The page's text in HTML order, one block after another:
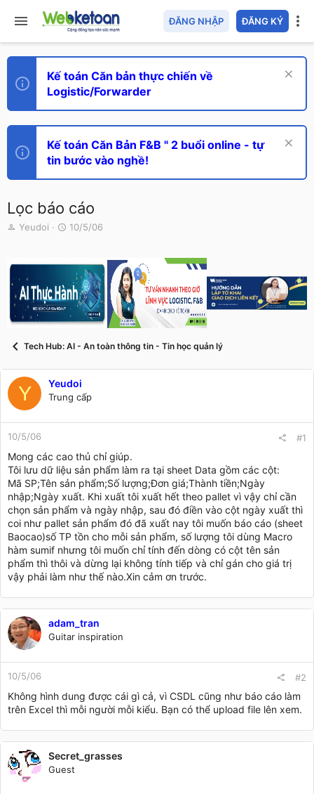
ĐĂNG NHẬP ĐĂNG KÝ
Kế toán Căn bản thực chiến về
Logistic/Forwarder
Kế toán Căn Bản F&B " 2 buổi online - tự
tin bước vào nghề!
Lọc báo cáo
T
e
a
d
s
a
r
Yeudoi
N
y
ử
i
10/5/06
Tech Hub: AI - An toàn thông tin - Tin học quản lý
Y Yeudoi
Trung cấp
10/5/06 #1
Mong các cao thủ chỉ giúp.
Tôi lưu dữ liệu sản phẩm làm ra tại sheet Data gồm các cột:
Mã SP;Tên sản phẩm;Số lượng;Đơn giá;Thành tiền;Ngày
nhập;Ngày xuất. Khi xuất tôi xuất hết theo pallet vì vậy chỉ cần
chọn sản phẩm và ngày nhập, sau đó điền vào cột ngày xuất thì
coi như pallet sản phẩm đó đã xuất nay tôi muốn báo cáo (sheet
Baocao)số TP tồn cho mỗi sản phẩm, số lượng tôi dùng Macro
hàm sumif nhưng tôi muốn chỉ tính đến dòng có cột tên sản
phẩm thì thôi và dừng lại không tính tiếp và chỉ gán cho giá trị
vậy phải làm như thế nào.Xin cảm ơn trước.
adam_tran
Guitar inspiration
10/5/06 #2
Không hình dung được cái gì cả, vì CSDL cũng như báo cáo làm
trên Excel thì mỗi người mỗi kiểu. Bạn có thể upload file lên xem.
Secret_grasses
Guest